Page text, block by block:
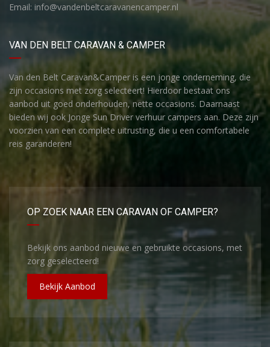
Email: info@vandenbeltcaravanencamper.nl
VAN DEN BELT CARAVAN & CAMPER
Van den Belt Caravan&Camper is een jonge onderneming, die
zijn occasions met zorg selecteert! Hierdoor bestaat ons
aanbod uit goed onderhouden, nette occasions. Daarnaast
bieden wij ook Jonge Sun Driver verhuur campers aan. Deze zijn
voorzien van een complete uitrusting, die u een comfortabele
reis garanderen!
OP ZOEK NAAR EEN CARAVAN OF CAMPER?
Bekijk ons aanbod nieuwe en gebruikte occasions, met
zorg geselecteerd!
Bekijk Aanbod